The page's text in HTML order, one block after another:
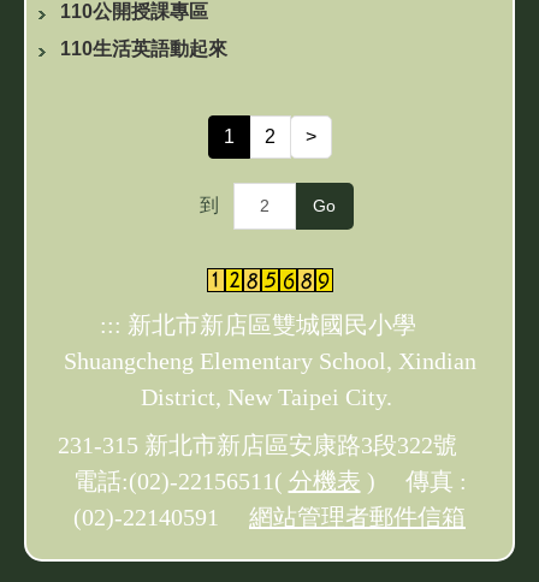
110公開授課專區
110生活英語動起來
1 2 >
到 Go
::: 新北市新店區雙城國民小學
Shuangcheng Elementary School, Xindian
District, New Taipei City.
231-315 新北市新店區安康路3段322號
電話:(02)-22156511( 分機表 ) 傳真 :
(02)-22140591 網站管理者郵件信箱